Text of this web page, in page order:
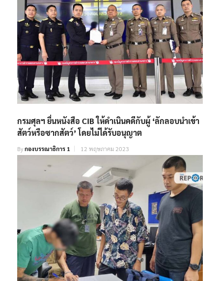
กรมศุลฯ ยื่นหนังสือ CIB ให้ดำเนินคดีกับผู้ ‘ลักลอบนำเข้า
สัตว์หรือซากสัตว์’ โดยไม่ได้รับอนุญาต
Byกองบรรณาธิการ 1 12 พฤษภาคม 2023